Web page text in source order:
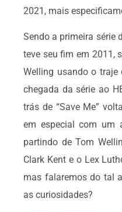
2021, mais
Sendo a primeira série
teve seu fim em 2011,
Welling usando o traje
chegada da série ao
trás de “Save Me”
em especial com um
partindo de Tom
Clark Kent e o Lex
mas falaremos do tal
as curiosidades?